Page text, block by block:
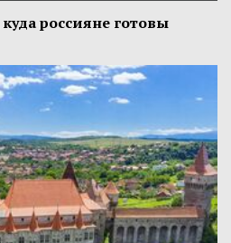
россияне готовы